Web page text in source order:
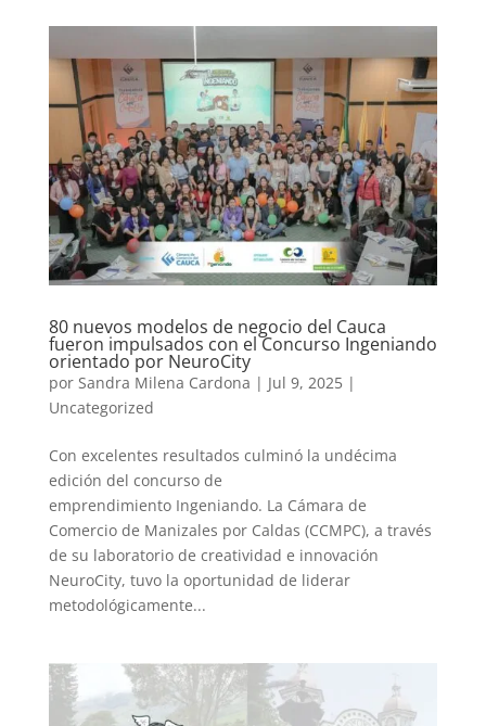
80 nuevos modelos de negocio del Cauca
fueron impulsados con el Concurso Ingeniando
orientado por NeuroCity
por Sandra Milena Cardona | Jul 9, 2025|
Uncategorized
Con excelentes resultados culminó la undécima
edición del concurso de
emprendimiento Ingeniando. La Cámara de
Comercio de Manizales por Caldas (CCMPC), a través
de su laboratorio de creatividad e innovación
NeuroCity, tuvo la oportunidad de liderar
metodológicamente...